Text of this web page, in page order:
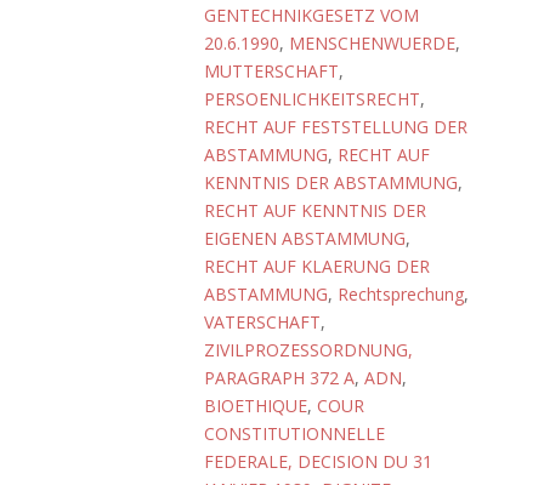
GENTECHNIKGESETZ VOM
20.6.1990, MENSCHENWUERDE,
MUTTERSCHAFT,
PERSOENLICHKEITSRECHT,
RECHT AUF FESTSTELLUNG DER
ABSTAMMUNG, RECHT AUF
KENNTNIS DER ABSTAMMUNG,
RECHT AUF KENNTNIS DER
EIGENEN ABSTAMMUNG,
RECHT AUF KLAERUNG DER
ABSTAMMUNG, Rechtsprechung,
VATERSCHAFT,
ZIVILPROZESSORDNUNG,
PARAGRAPH 372 A, ADN,
BIOETHIQUE, COUR
CONSTITUTIONNELLE
FEDERALE, DECISION DU 31